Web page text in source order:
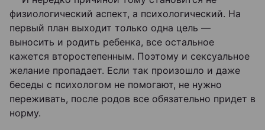
физиологический аспект, а психологический. На
первый план выходит только одна цель —
выносить и родить ребенка, все остальное
кажется второстепенным. Поэтому и сексуальное
желание пропадает. Если так произошло и даже
беседы с психологом не помогают, не нужно
переживать, после родов все обязательно придет в
норму.